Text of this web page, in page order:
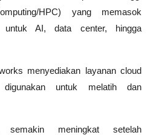
HPC) yang memasok
untuk AI, data center, hingga
menyediakan layanan cloud
untuk melatih dan
semakin meningkat setelah